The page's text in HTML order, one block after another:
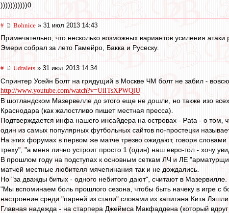
)))))))))))0
# Bohnice » 31 июл 2013 14:43
Примечательно, что несколько возможных вариантов усиления
Эмери собрал за лето Гамейро, Бакка и Русеску.
# Udralets » 31 июл 2013 14:34
Спринтер Усейн Болт на грядущий в Москве ЧМ болт не забил - вовсю
http://www.youtube.com/watch?v=UiITsXPWQlU
В шотландском Мазервелле до этого еще не дошли, но также изо
Краснодара (как жалостливо пишет местная пресса).
Подтверждается инфа нашего инсайдера на островах - Pata - о том,
один из самых популярных футбольных сайтов по-простецки
На этих форумах в первом же матче трезво ожидают, говоря
треху", "а меня лично устроит просто 1 (один) наш евро-гол - хочу
В прошлом году на подступах к основным сеткам ЛЧ и ЛЕ
матчей местные любителя мячепинания так и не дождались.
Но "за дважды битых - одного небитого дают", считают в Мазервилле.
"Мы вспоминаем боль прошлого сезона, чтобы быть начеку в игре с
настроение среди "парней из стали" словами их капитана Кита Лэшли.
Главная надежда - на старпера Джеймса Макфаддена (который